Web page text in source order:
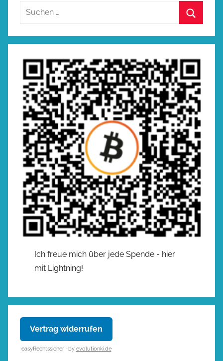
Suchen
Ich freue mich über jede Spende - hier
mit Lightning!
Vertrag widerrufen
easyRechtssicher · by evolutionki.de